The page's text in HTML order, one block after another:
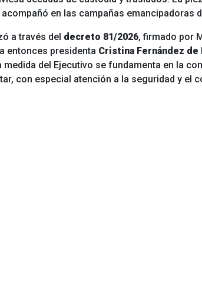
en las campañas emancipadoras
a través del decreto 81/2026, firmado por
entonces presidenta Cristina Fernández de
del Ejecutivo se fundamenta en la
con especial atención a la seguridad y el